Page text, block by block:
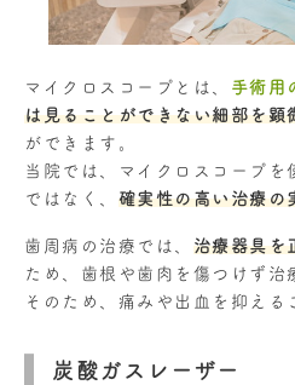
マイクロスコープとは、 手術用
は見ることができない細部を顕
ができます。
当院では、マイクロスコープを
ではなく、 確実性の高い治療の
歯周病の治療では、 治療器具を
ため、歯根や歯肉を傷つけず治
そのため、痛みや出血を抑える
炭酸ガスレーザー